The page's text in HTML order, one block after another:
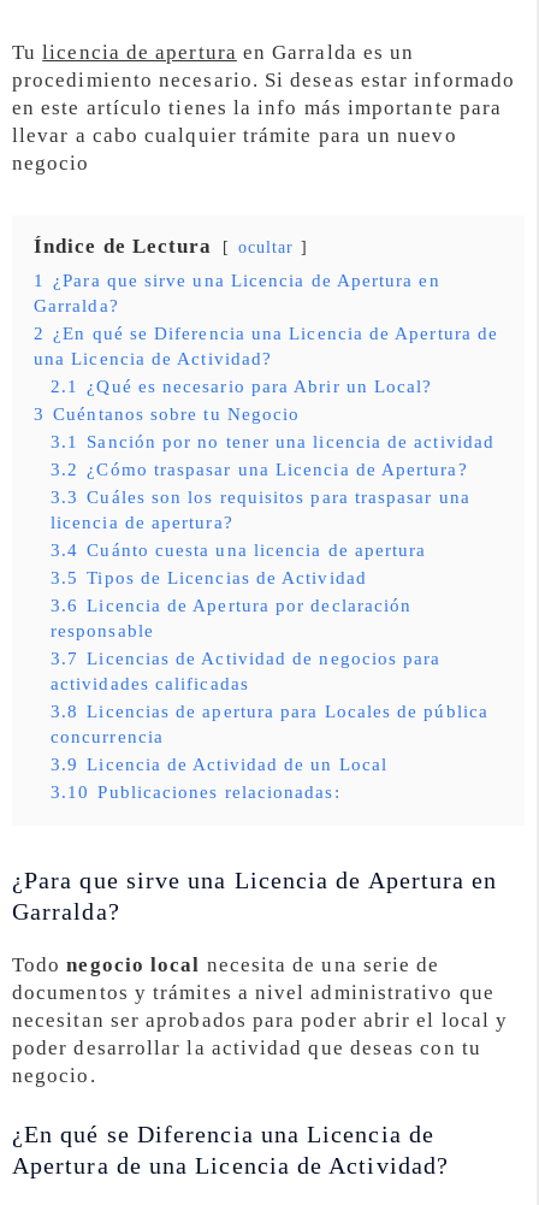
Tulicencia de apertura en Garralda es un
procedimiento necesario. Si deseas estar informado
en este artículo tienes la info más importante para
llevar a cabo cualquier trámite para un nuevo
negocio
Índice de Lectura ocultar
1
¿Para que sirve una Licencia de Apertura en
Garralda?
2 ¿En qué se Diferencia una Licencia de Apertura de
una Licencia de Actividad?
2.1
¿Qué es necesario para Abrir un Local?
3 Cuéntanos sobre tu Negocio
3.1
Sanción por no tener una licencia de actividad
3.2 ¿Cómo traspasar una Licencia de Apertura?
3.3 Cuáles son los requisitos para traspasar una
licencia de apertura?
3.4 Cuánto cuesta una licencia de apertura
3.5 Tipos de Licencias de Actividad
3.6 Licencia de Apertura por declaración
responsable
3.7 Licencias de Actividad de negocios para
actividades calificadas
3.8 Licencias de apertura para Locales de pública
concurrencia
3.9 Licencia de Actividad de un Local
3.10 Publicaciones relacionadas:
¿Para que sirve una Licencia de Apertura en
Garralda?
Todonegocio local necesita de una serie de
documentos y trámites a nivel administrativo que
necesitan ser aprobados para poder abrir el local y
poder desarrollar la actividad que deseas con tu
negocio.
¿En qué se Diferencia una Licencia de
Apertura de una Licencia de Actividad?